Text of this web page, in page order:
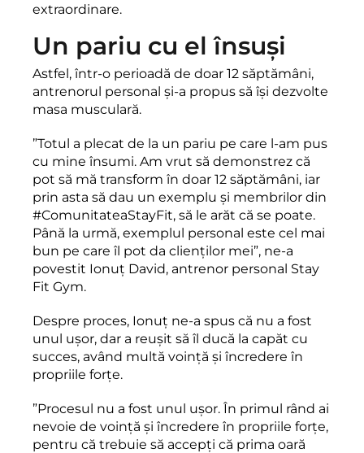
extraordinare.
Un pariu cu el însuși
Astfel, într-o perioadă de doar 12 săptămâni,
antrenorul personal și-a propus să își dezvolte
masa musculară.
”Totul a plecat de la un pariu pe care l-am pus
cu mine însumi. Am vrut să demonstrez că
pot să mă transform în doar 12 săptămâni, iar
prin asta să dau un exemplu și membrilor din
#ComunitateaStayFit, să le arăt că se poate.
Până la urmă, exemplul personal este cel mai
bun pe care îl pot da clienților mei”, ne-a
povestit Ionuț David, antrenor personal Stay
Fit Gym.
Despre proces, Ionuț ne-a spus că nu a fost
unul ușor, dar a reușit să îl ducă la capăt cu
succes, având multă voință și încredere în
propriile forțe.
”Procesul nu a fost unul ușor. În primul rând ai
nevoie de voință și încredere în propriile forțe,
pentru că trebuie să accepți că prima oară